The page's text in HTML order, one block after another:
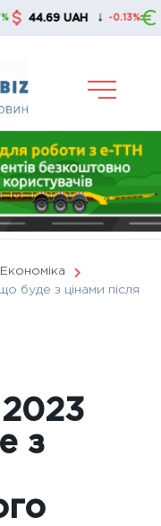
UAH ↓ -0.13% 51.63
Економіка
буде з цінами після
з